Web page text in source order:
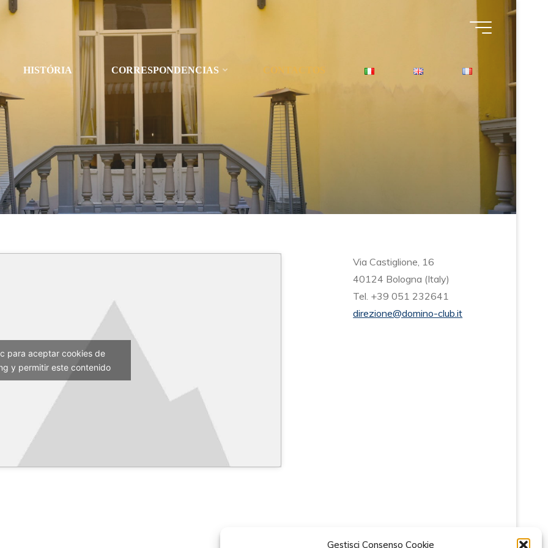
Gestisci Consenso Cookie
HISTÓRIA CORRESPONDENCIAS CONTACTOS
para aceptar cookies de
y permitir este contenido
Via Castiglione, 16
40124 Bologna (Italy)
Tel. +39 051 232641
direzione@domino-club.it